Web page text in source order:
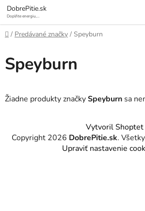
Prejsť
na
obsah
DobrePitie.sk
Doplňte energiu,
Domov
/ Predávané značky / Speyburn
Speyburn
Žiadne produkty značkySpeyburn sa
Vytvoril Shoptet
Copyright 2026 DobrePitie.sk.
Upraviť nastavenie